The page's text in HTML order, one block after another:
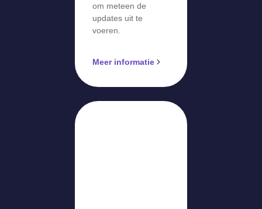
om meteen de
updates uit te
voeren.
Meer informatie